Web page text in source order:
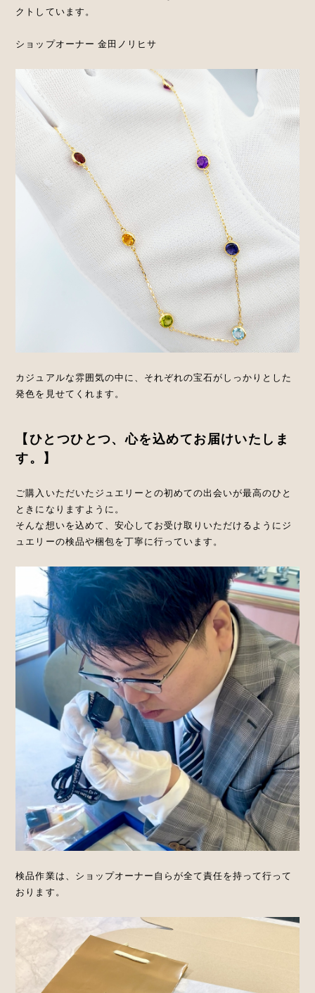
クトしています。
ショップオーナー 金田ノリヒサ
カジュアルな雰囲気の中に、それぞれの宝石がしっかりとした
発色を見せてくれます。
【ひとつひとつ、心を込めてお届けいたしま
す。】
ご購入いただいたジュエリーとの初めての出会いが最高のひと
ときになりますように。
そんな想いを込めて、安心してお受け取りいただけるようにジ
ュエリーの検品や梱包を丁寧に行っています。
検品作業は、ショップオーナー自らが全て責任を持って行って
おります。